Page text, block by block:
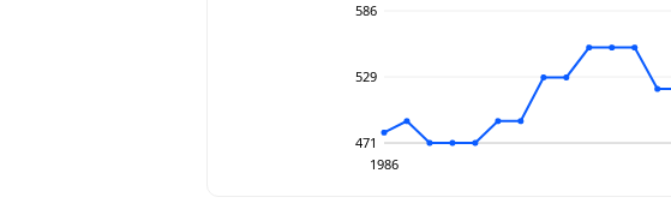
586
529
471
1986